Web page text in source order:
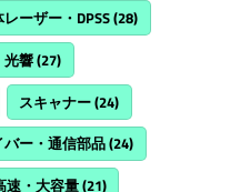
レーザー・DPSS(28)
光響(27)
スキャナー(24)
ー・通信部品(24)
速・大容量(21)